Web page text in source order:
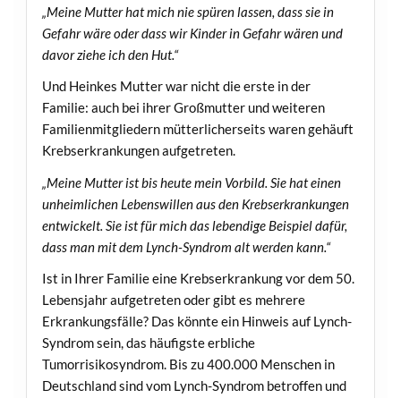
„Meine Mutter hat mich nie spüren lassen, dass sie in
Gefahr wäre oder dass wir Kinder in Gefahr wären und
davor ziehe ich den Hut.“
Und Heinkes Mutter war nicht die erste in der
Familie: auch bei ihrer Großmutter und weiteren
Familienmitgliedern mütterlicherseits waren gehäuft
Krebserkrankungen aufgetreten.
„Meine Mutter ist bis heute mein Vorbild. Sie hat einen
unheimlichen Lebenswillen aus den Krebserkrankungen
entwickelt. Sie ist für mich das lebendige Beispiel dafür,
dass man mit dem Lynch-Syndrom alt werden kann.“
Ist in Ihrer Familie eine Krebserkrankung vor dem 50.
Lebensjahr aufgetreten oder gibt es mehrere
Erkrankungsfälle? Das könnte ein Hinweis auf Lynch-
Syndrom sein, das häufigste erbliche
Tumorrisikosyndrom. Bis zu 400.000 Menschen in
Deutschland sind vom Lynch-Syndrom betroffen und